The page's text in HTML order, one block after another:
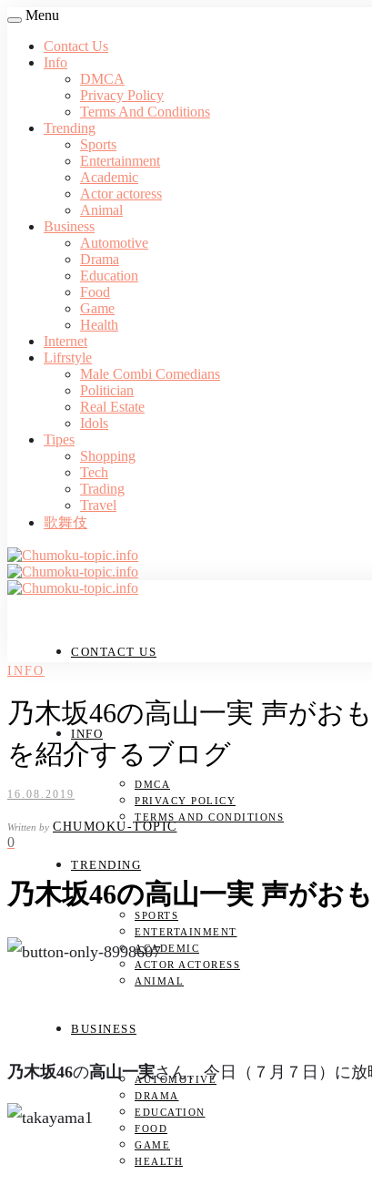
Menu
Contact Us
Info
DMCA
Privacy Policy
Terms And Conditions
Trending
Sports
Entertainment
Academic
Actor actoress
Animal
Business
Automotive
Drama
Education
Food
Game
Health
Internet
Lifrstyle
Male Combi Comedians
Politician
Real Estate
Idols
Tipes
Shopping
Tech
Trading
Travel
歌舞伎
CONTACT US
INFO
DMCA
PRIVACY POLICY
TERMS AND CONDITIONS
TRENDING
SPORTS
ENTERTAINMENT
ACADEMIC
ACTOR ACTORESS
ANIMAL
BUSINESS
AUTOMOTIVE
DRAMA
EDUCATION
FOOD
GAME
HEALTH
INFO
乃木坂46の高山一実 声がお
を紹介するブログ
16.08.2019
Written by CHUMOKU-TOPIC
0
乃木坂46の高山一実 声がお
乃木坂46の高山一実さん、今日（７月７日）に